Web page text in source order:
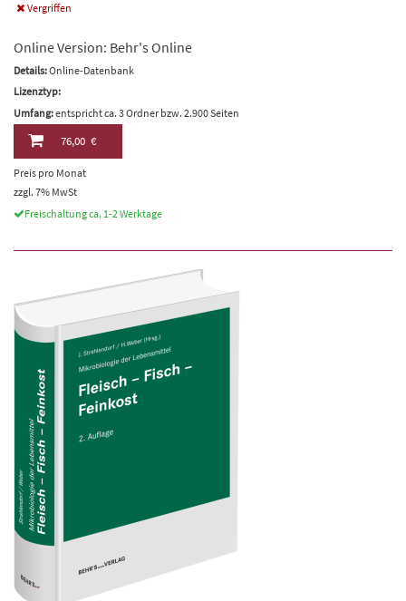
Vergriffen
Online Version: Behr's Online
Details:Online-Datenbank
Lizenztyp:
Umfang:entspricht ca. 3 Ordner bzw. 2.900 Seiten
76,00 €
Preis pro Monat
zzgl. 7% MwSt
Freischaltung ca. 1-2 Werktage